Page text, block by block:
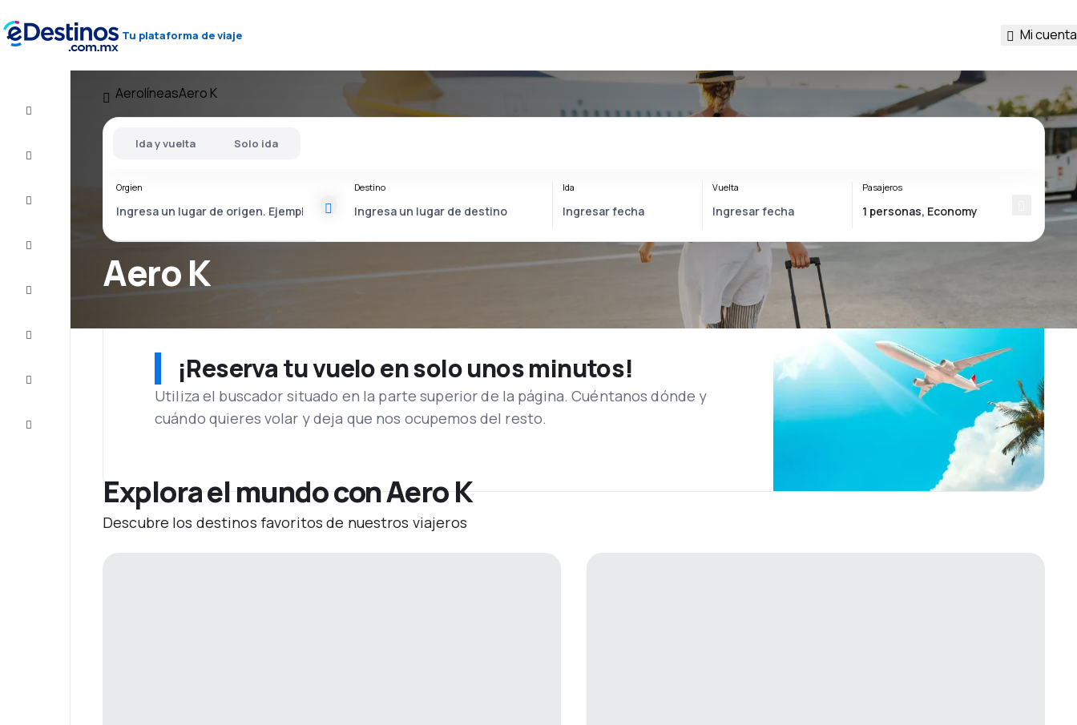
Tu plataforma de viaje Mi cuenta
Completa
AerolíneasAero K
Aero K
Ida y vuelta Solo ida
Orgien Destino Ida Vuelta Pasajeros
¡Reserva tu vuelo en solo unos minutos!
Utiliza el buscador situado en la parte superior de la página. Cuéntanos dónde y
cuándo quieres volar y deja que nos ocupemos del resto.
Explora el mundo con Aero K
Descubre los destinos favoritos de nuestros viajeros